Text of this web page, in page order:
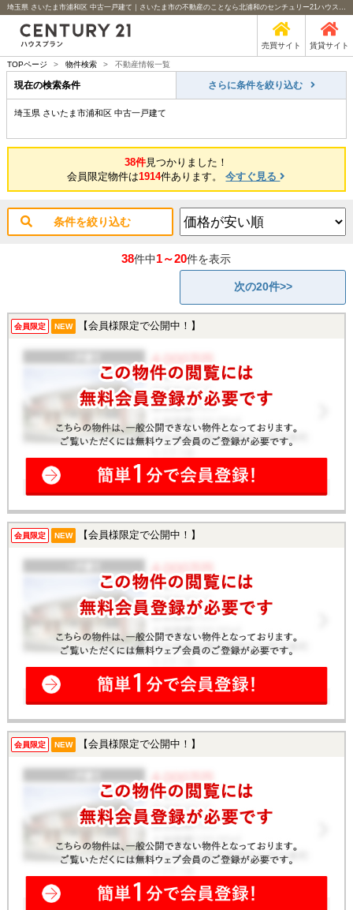
埼玉県 さいたま市浦和区 中古一戸建て｜さいたま市の不動産のことなら北浦和のセンチュリー21ハウスプラン
売買サイト 賃貸サイト
TOPページ > 物件検索 > 不動産情報一覧
現在の検索条件 さらに条件を絞り込む
埼玉県 さいたま市浦和区 中古一戸建て
38件見つかりました！
会員限定物件は1914件あります。今すぐ見る
条件を絞り込む
38件中1～20件を表示
次の20件>>
会員限定 NEW 【会員様限定で公開中！】
会員限定 NEW 【会員様限定で公開中！】
会員限定 NEW 【会員様限定で公開中！】